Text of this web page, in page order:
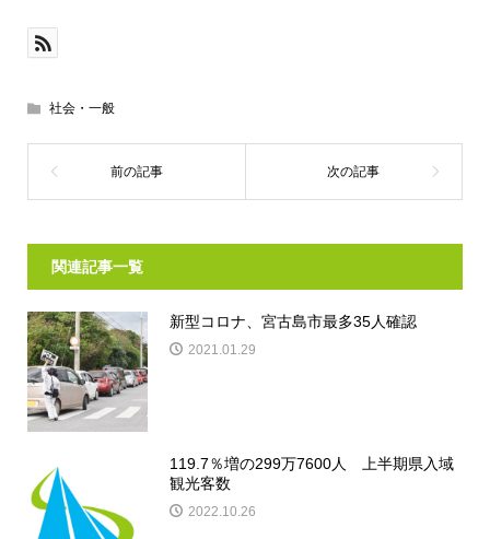
社会・一般
関連記事一覧
新型コロナ、宮古島市最多35人確認
2021.01.29
119.7％増の299万7600人 上半期県入域
観光客数
2022.10.26